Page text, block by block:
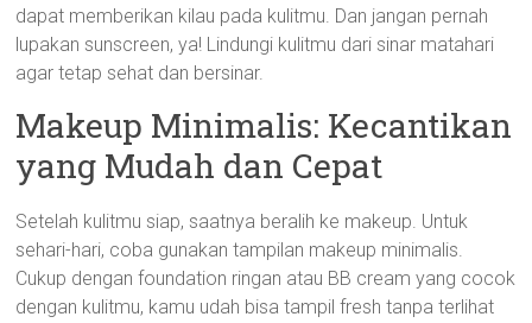
dapat memberikan kilau pada kulitmu. Dan jangan pernah
lupakan sunscreen, ya! Lindungi kulitmu dari sinar matahari
agar tetap sehat dan bersinar.
Makeup Minimalis: Kecantikan
yang Mudah dan Cepat
Setelah kulitmu siap, saatnya beralih ke makeup. Untuk
sehari-hari, coba gunakan tampilan makeup minimalis.
Cukup dengan foundation ringan atau BB cream yang cocok
dengan kulitmu, kamu udah bisa tampil fresh tanpa terlihat